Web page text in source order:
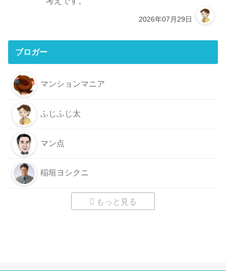
2026年07月29日
ブロガー
マンションマニア
ふじふじ太
マン点
稲垣ヨシクニ
もっと見る